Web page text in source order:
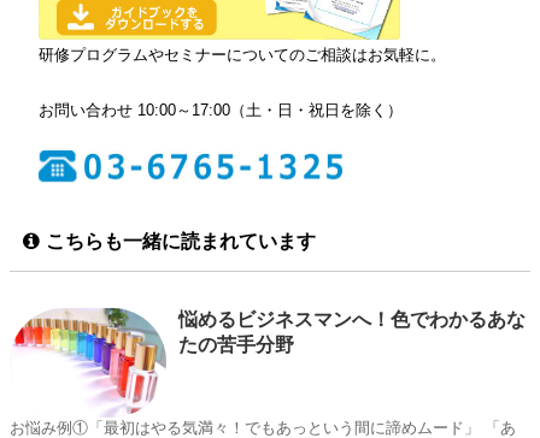
研修プログラムやセミナーについてのご相談はお気軽に。
お問い合わせ 10:00～17:00（土・日・祝日を除く）
こちらも一緒に読まれています
悩めるビジネスマンへ！色でわかるあな
たの苦手分野
お悩み例①「最初はやる気満々！でもあっという間に諦めムード」 「あ